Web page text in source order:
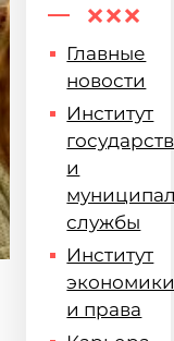
Главные
новости
Институт
и
службы
Институт
и права